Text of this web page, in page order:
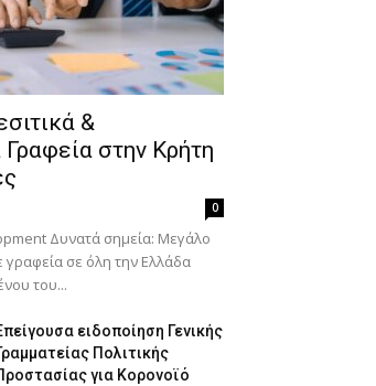
&
στην Κρήτη
0
Δυνατά σημεία: Μεγάλο
γραφεία σε όλη την Ελλάδα
του...
ειδοποίηση Γενικής
Πολιτικής
για Κορονοϊό